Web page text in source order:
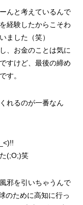
んと考えているんで
経験したからこそわ
ました（笑）
、お金のことは気に
すけど、最後の締め
す。
れるのが一番なん
(;O;)笑
風邪を引いちゃうんで
のために高知に行っ